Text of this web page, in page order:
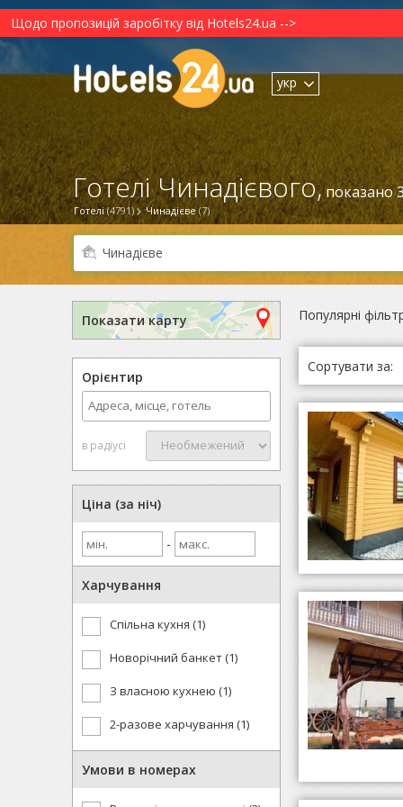
Щодо пропозицій заробітку від Hotels24.ua -->
укр
Готелі (4791) Чинадієве (7)
Готелі Чинадієвого,показано
Показати карту
Орієнтир
в радіусі
Ціна (за ніч)
-
Харчування
Спільна кухня (1)
Новорічний банкет (1)
З власною кухнею (1)
2-разове харчування (1)
Умови в номерах
Популярні
Сортувати за: